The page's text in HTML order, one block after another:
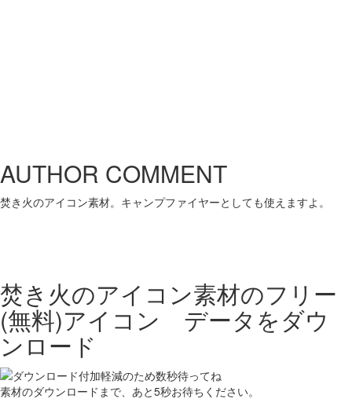
AUTHOR COMMENT
焚き火のアイコン素材。キャンプファイヤーとしても使えますよ。
焚き火のアイコン素材のフリー
(無料)アイコン データをダウ
ンロード
素材のダウンロードまで、あと5秒お待ちください。